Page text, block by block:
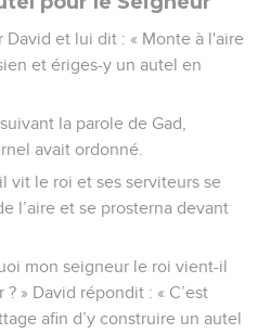
David et lui dit : « Monte à l'aire
et ériges-y un autel en
la parole de Gad,
avait ordonné.
vit le roi et ses serviteurs se
l’aire et se prosterna devant
mon seigneur le roi vient-il
» David répondit : « C’est
afin d’y construire un autel